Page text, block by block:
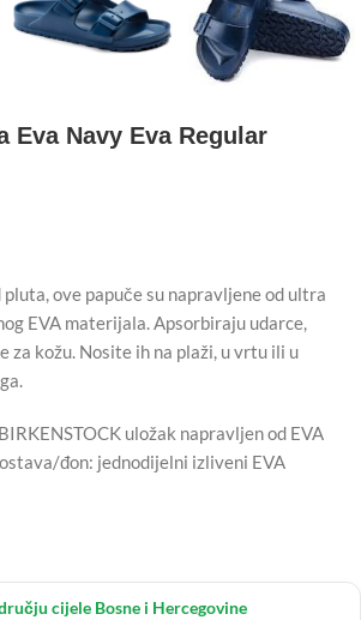
Eva Navy Eva Regular
pluta, ove papuče su napravljene od ultra
EVA materijala. Apsorbiraju udarce,
za kožu. Nosite ih na plaži, u vrtu ili u
uložak napravljen od EVA
đon: jednodijelni izliveni EVA
cijele Bosne i Hercegovine